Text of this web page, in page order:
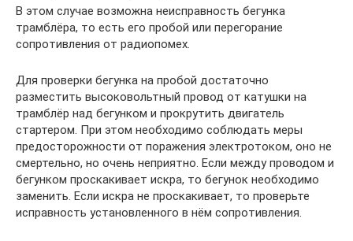
В этом случае возможна неисправность бегунка
трамблёра, то есть его пробой или перегорание
сопротивления от радиопомех.
Для проверки бегунка на пробой достаточно
разместить высоковольтный провод от катушки на
трамблёр над бегунком и прокрутить двигатель
стартером. При этом необходимо соблюдать меры
предосторожности от поражения электротоком, оно не
смертельно, но очень неприятно. Если между проводом и
бегунком проскакивает искра, то бегунок необходимо
заменить. Если искра не проскакивает, то проверьте
исправность установленного в нём сопротивления.